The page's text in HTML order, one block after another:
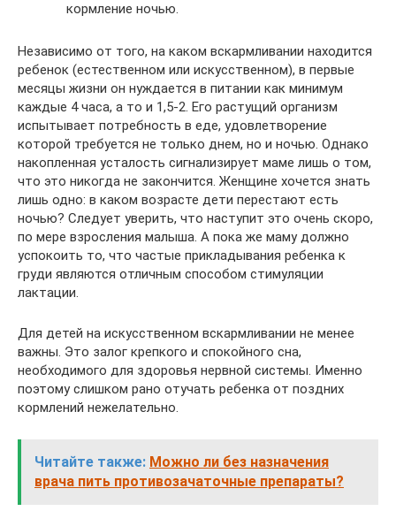
кормление ночью.
Независимо от того, на каком вскармливании находится
ребенок (естественном или искусственном), в первые
месяцы жизни он нуждается в питании как минимум
каждые 4 часа, а то и 1,5-2. Его растущий организм
испытывает потребность в еде, удовлетворение
которой требуется не только днем, но и ночью. Однако
накопленная усталость сигнализирует маме лишь о том,
что это никогда не закончится. Женщине хочется знать
лишь одно: в каком возрасте дети перестают есть
ночью? Следует уверить, что наступит это очень скоро,
по мере взросления малыша. А пока же маму должно
успокоить то, что частые прикладывания ребенка к
груди являются отличным способом стимуляции
лактации.
Для детей на искусственном вскармливании не менее
важны. Это залог крепкого и спокойного сна,
необходимого для здоровья нервной системы. Именно
поэтому слишком рано отучать ребенка от поздних
кормлений нежелательно.
Читайте также: Можно ли без назначения
врача пить противозачаточные препараты?